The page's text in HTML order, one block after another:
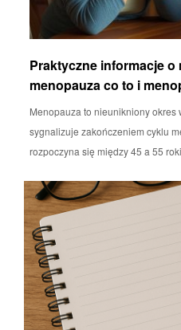
Praktyczne informacje o
menopauza co to i
Menopauza to nieunikniony okres
sygnalizuje zakończeniem cyklu
rozpoczyna się między 45 a 55